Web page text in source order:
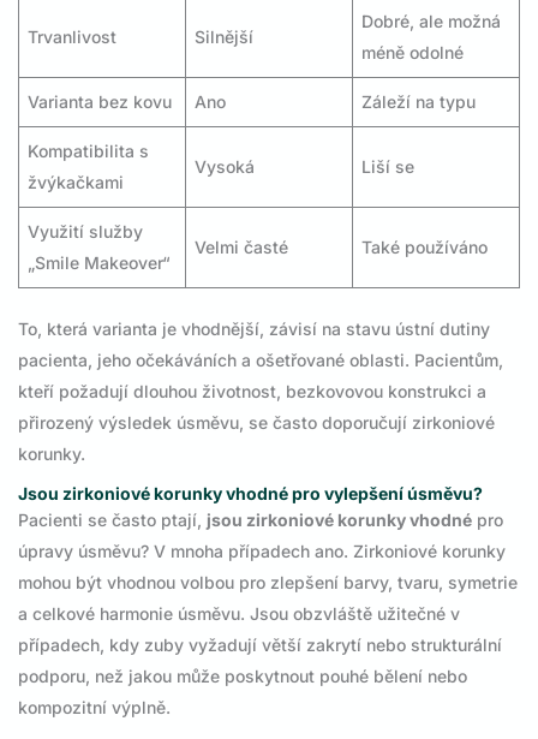
Trvanlivost Silnější
Dobré, ale možná
méně odolné
Varianta bez kovu Ano Záleží na typu
Kompatibilita s
žvýkačkami
Vysoká Liší se
Využití služby
„Smile Makeover“
Velmi časté Také používáno
To, která varianta je vhodnější, závisí na stavu ústní dutiny
pacienta, jeho očekáváních a ošetřované oblasti. Pacientům,
kteří požadují dlouhou životnost, bezkovovou konstrukci a
přirozený výsledek úsměvu, se často doporučují zirkoniové
korunky.
Jsou zirkoniové korunky vhodné pro vylepšení úsměvu?
Pacienti se často ptají, jsou zirkoniové korunky vhodné pro
úpravy úsměvu? V mnoha případech ano. Zirkoniové korunky
mohou být vhodnou volbou pro zlepšení barvy, tvaru, symetrie
a celkové harmonie úsměvu. Jsou obzvláště užitečné v
případech, kdy zuby vyžadují větší zakrytí nebo strukturální
podporu, než jakou může poskytnout pouhé bělení nebo
kompozitní výplně.